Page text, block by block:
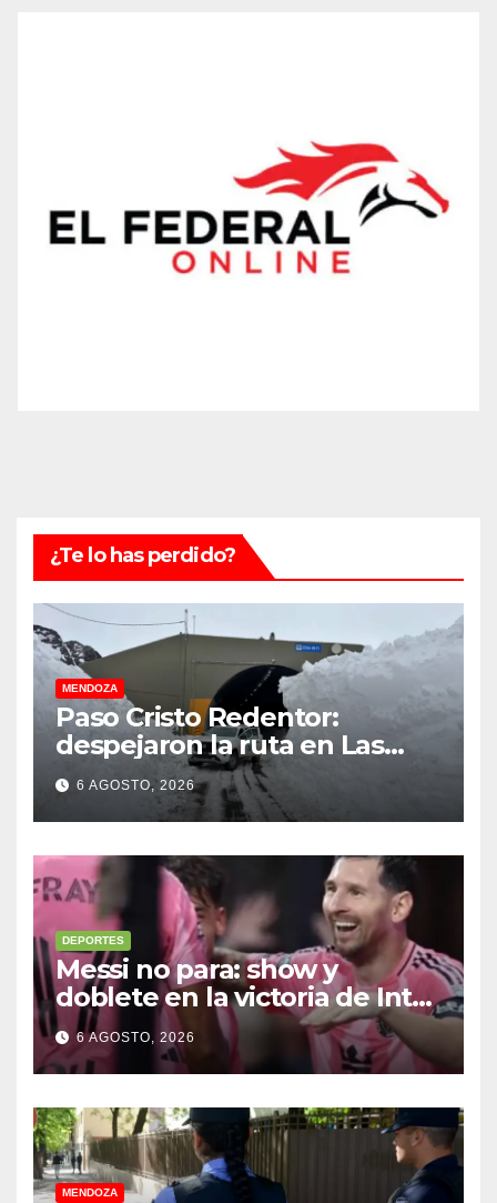
¿Te lo has perdido?
MENDOZA
Paso Cristo Redentor:
despejaron la ruta en Las
Cuevas antes de otro
temporal con unos 1.500
camiones varados
6 AGOSTO, 2026
DEPORTES
Messi no para: show y
doblete en la victoria de Inter
Miami
6 AGOSTO, 2026
MENDOZA